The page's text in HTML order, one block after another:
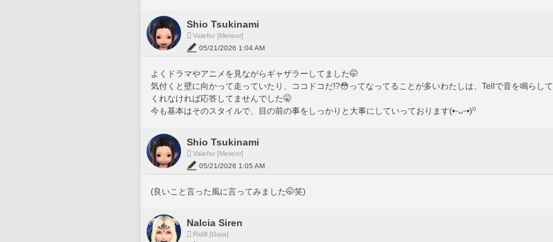
Shio Tsukinami
Valefor [Meteor]
05/21/2026 1:04 AM
よくドラマやアニメを見ながらギャザラーしてました🤭
気付くと壁に向かって走っていたり、ココドコだ!?😳ってなってることが多いわたしは、Tellで音を鳴らして
くれなければ応答してませんでした🤫
今も基本はそのスタイルで、目の前の事をしっかりと大事にしていっております(•ᵕᴗᵕ•)⁾⁾
Shio Tsukinami
Valefor [Meteor]
05/21/2026 1:05 AM
(良いこと言った風に言ってみました🤭笑)
Nalcia Siren
Ridill [Gaia]